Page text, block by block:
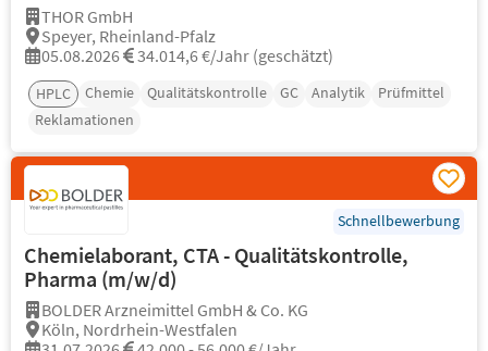
THOR GmbH
Speyer, Rheinland-Pfalz
05.08.2026
34.014,6 €/Jahr (geschätzt)
HPLC Chemie Qualitätskontrolle GC Analytik
Prüfmittel
Reklamationen
Schnellbewerbung
Chemielaborant, CTA - Qualitätskontrolle,
Pharma (m/w/d)
BOLDER Arzneimittel GmbH & Co. KG
Köln, Nordrhein-Westfalen